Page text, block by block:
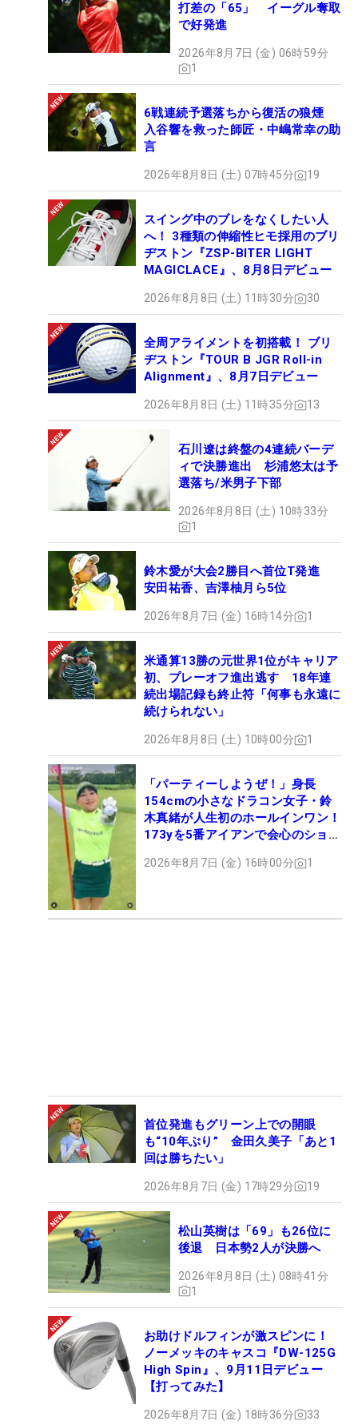
打差の「65」 イーグル奪取
で好発進
2026年8月7日 (金) 06時59分
1
6戦連続予選落ちから復活の狼煙
入谷響を救った師匠・中嶋常幸の助
言
2026年8月8日 (土) 07時45分 19
スイング中のブレをなくしたい人
へ！ 3種類の伸縮性ヒモ採用のブリ
ヂストン『ZSP-BITER LIGHT
MAGICLACE』、8月8日デビュー
2026年8月8日 (土) 11時30分 30
全周アライメントを初搭載！ ブリ
ヂストン『TOUR B JGR Roll-in
Alignment』、8月7日デビュー
2026年8月8日 (土) 11時35分 13
石川遼は終盤の4連続バーデ
ィで決勝進出 杉浦悠太は予
選落ち/米男子下部
2026年8月8日 (土) 10時33分
1
鈴木愛が大会2勝目へ首位T発進
安田祐香、吉澤柚月ら5位
2026年8月7日 (金) 16時14分 1
米通算13勝の元世界1位がキャリア
初、プレーオフ進出逃す 18年連
続出場記録も終止符「何事も永遠に
続けられない」
2026年8月8日 (土) 10時00分 1
「パーティーしようぜ！」身長
154cmの小さなドラコン女子・鈴
木真緒が人生初のホールインワン！
173yを5番アイアンで会心のショッ
2026年8月7日 (金) 16時00分 1
首位発進もグリーン上での開眼
も“10年ぶり” 金田久美子「あと1
回は勝ちたい」
2026年8月7日 (金) 17時29分 19
松山英樹は「69」も26位に
後退 日本勢2人が決勝へ
2026年8月8日 (土) 08時41分
1
お助けドルフィンが激スピンに！
ノーメッキのキャスコ『DW-125G
High Spin』、9月11日デビュー
【打ってみた】
2026年8月7日 (金) 18時36分 33